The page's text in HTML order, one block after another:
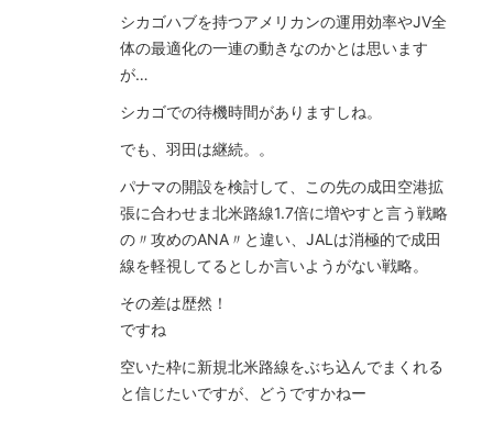
シカゴハブを持つアメリカンの運用効率やJV全
体の最適化の一連の動きなのかとは思います
が…
シカゴでの待機時間がありますしね。
でも、羽田は継続。。
パナマの開設を検討して、この先の成田空港拡
張に合わせま北米路線1.7倍に増やすと言う戦略
の〃攻めのANA〃と違い、JALは消極的で成田
線を軽視してるとしか言いようがない戦略。
その差は歴然！
ですね
空いた枠に新規北米路線をぶち込んでまくれる
と信じたいですが、どうですかねー